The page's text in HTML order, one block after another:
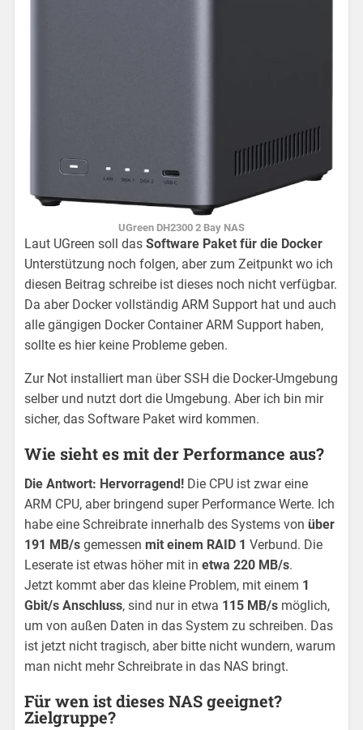
UGreen DH2300 2 Bay NAS
Laut UGreen soll dasSoftware Paket für die Docker
Unterstützung noch folgen, aber zum Zeitpunkt wo ich
diesen Beitrag schreibe ist dieses noch nicht verfügbar.
Da aber Docker vollständig ARM Support hat und auch
alle gängigen Docker Container ARM Support haben,
sollte es hier keine Probleme geben.
Zur Not installiert man über SSH die Docker-Umgebung
selber und nutzt dort die Umgebung. Aber ich bin mir
sicher, das Software Paket wird kommen.
Wie sieht es mit der Performance aus?
Die Antwort: Hervorragend! Die CPU ist zwar eine
ARM CPU, aber bringend super Performance Werte. Ich
habe eine Schreibrate innerhalb des Systems vonüber
191 MB/s gemessenmit einem RAID 1 Verbund. Die
Leserate ist etwas höher mit inetwa 220 MB/s.
Jetzt kommt aber das kleine Problem, mit einem 1
Gbit/s Anschluss, sind nur in etwa 115 MB/s möglich,
um von außen Daten in das System zu schreiben. Das
ist jetzt nicht tragisch, aber bitte nicht wundern, warum
man nicht mehr Schreibrate in das NAS bringt.
Für wen ist dieses NAS geeignet?
Zielgruppe?